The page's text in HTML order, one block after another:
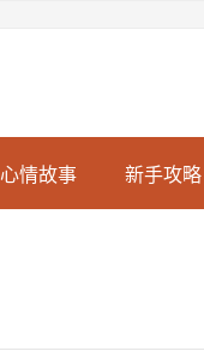
心情故事 新手攻略